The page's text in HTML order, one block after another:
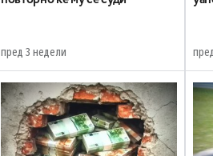
пред 3 недели